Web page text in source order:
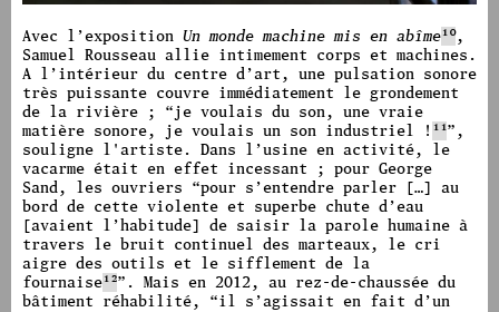
Avec l’exposition Un monde machine mis en abîme10,
Samuel Rousseau allie intimement corps et machines.
A l’intérieur du centre d’art, une pulsation sonore
très puissante couvre immédiatement le grondement
de la rivière ; “je voulais du son, une vraie
matière sonore, je voulais un son industriel ! 11”,
souligne l'artiste. Dans l’usine en activité, le
vacarme était en effet incessant ; pour George
Sand, les ouvriers “pour s’entendre parler […] au
bord de cette violente et superbe chute d’eau
[avaient l’habitude] de saisir la parole humaine à
travers le bruit continuel des marteaux, le cri
aigre des outils et le sifflement de la
fournaise12”. Mais en 2012, au rez-de-chaussée du
bâtiment réhabilité, “il s’agissait en fait d’un